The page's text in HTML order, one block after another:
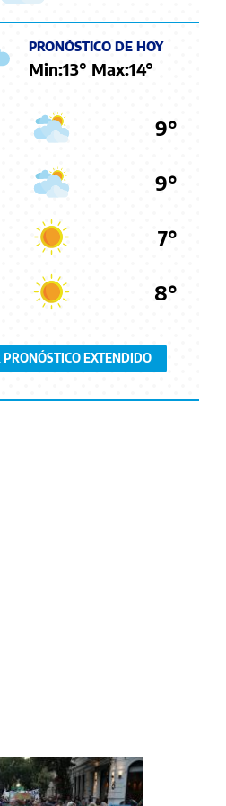
PRONÓSTICO DE HOY
Min:13° Max:14°
9°
9°
7°
8°
PRONÓSTICO EXTENDIDO